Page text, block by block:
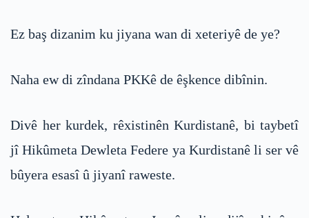
Ez baş dizanim ku jiyana wan di xeteriyê de ye?
Naha ew di zîndana PKKê de êşkence dibînin.
Divê her kurdek, rêxistinên Kurdistanê, bi taybetî
jî Hikûmeta Dewleta Federe ya Kurdistanê li ser vê
bûyera esasî û jiyanî raweste.